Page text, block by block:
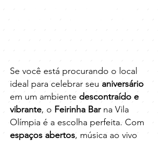
Se você está procurando o local
ideal para celebrar seu aniversário
em um ambiente descontraído e
vibrante, o Feirinha Barna Vila
Olímpia é a escolha perfeita. Com
espaços abertos, música ao vivo